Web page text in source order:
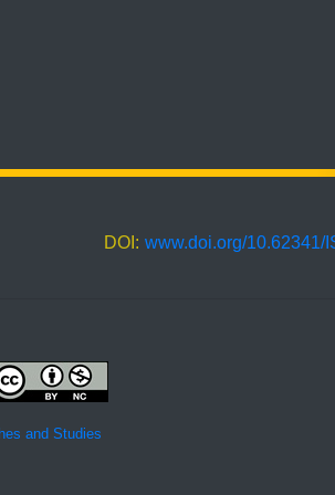
DOI:www.doi.org/10.62341/
and Studies